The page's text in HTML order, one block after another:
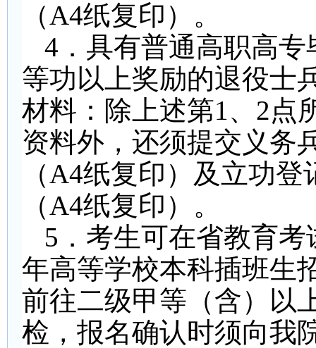
（A4纸复印）。
4 ．具有普通高职高
等功以上奖励的退役士
材料：除上述第1、2点
资料外，还须提交 义务
（A4纸复印）及立功
（A4纸复印） 。
5 ．考生可在省教育
年高等学校本科插班生
前往二级甲等（含）以
检，报名确认时须向我